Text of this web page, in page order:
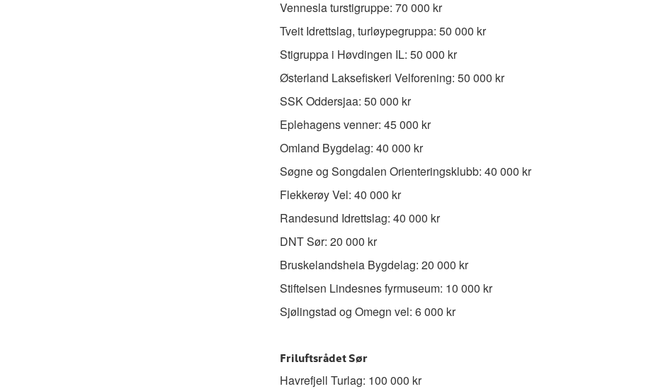
Vennesla turstigruppe: 70 000 kr
Tveit Idrettslag, turløypegruppa: 50 000 kr
Stigruppa i Høvdingen IL: 50 000 kr
Østerland Laksefiskeri Velforening: 50 000 kr
SSK Oddersjaa: 50 000 kr
Eplehagens venner: 45 000 kr
Omland Bygdelag: 40 000 kr
Søgne og Songdalen Orienteringsklubb: 40 000 kr
Flekkerøy Vel: 40 000 kr
Randesund Idrettslag: 40 000 kr
DNT Sør: 20 000 kr
Bruskelandsheia Bygdelag: 20 000 kr
Stiftelsen Lindesnes fyrmuseum: 10 000 kr
Sjølingstad og Omegn vel: 6 000 kr
Friluftsrådet Sør
Havrefjell Turlag: 100 000 kr